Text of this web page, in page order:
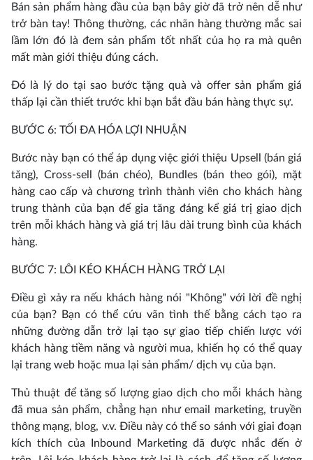
Bán sản phẩm hàng đầu của bạn bây giờ đã trở nên dễ như
trở bàn tay! Thông thường, các nhãn hàng thường mắc sai
lầm lớn đó là đem sản phẩm tốt nhất của họ ra mà quên
mất màn giới thiệu đúng cách.
Đó là lý do tại sao bước tặng quà và offer sản phẩm giá
thấp lại cần thiết trước khi bạn bắt đầu bán hàng thực sự.
BƯỚC 6: TỐI ĐA HÓA LỢI NHUẬN
Bước này bạn có thể áp dụng việc giới thiệu Upsell (bán giá
tăng), Cross-sell (bán chéo), Bundles (bán theo gói), mặt
hàng cao cấp và chương trình thành viên cho khách hàng
trung thành của bạn để gia tăng đáng kể giá trị giao dịch
trên mỗi khách hàng và giá trị lâu dài trung bình của khách
hàng.
BƯỚC 7: LÔI KÉO KHÁCH HÀNG TRỞ LẠI
Điều gì xảy ra nếu khách hàng nói "Không" với lời đề nghị
của bạn? Bạn có thể cứu vãn tình thế bằng cách tạo ra
những đường dẫn trở lại tạo sự giao tiếp chiến lược với
khách hàng tiềm năng và người mua, khiến họ có thể quay
lại trang web hoặc mua lại sản phẩm/ dịch vụ của bạn.
Thủ thuật để tăng số lượng giao dịch cho mỗi khách hàng
đã mua sản phẩm, chẳng hạn như email marketing, truyền
thông mạng, blog, v.v. Điều này có thể so sánh với giai đoạn
kích thích của Inbound Marketing đã được nhắc đến ở